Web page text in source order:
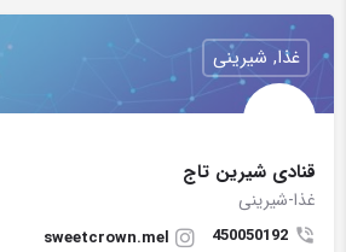
قنادى شيرين تاج
غذا-شیرینی
450050192
sweetcrown.mel
غذا, شیرینی